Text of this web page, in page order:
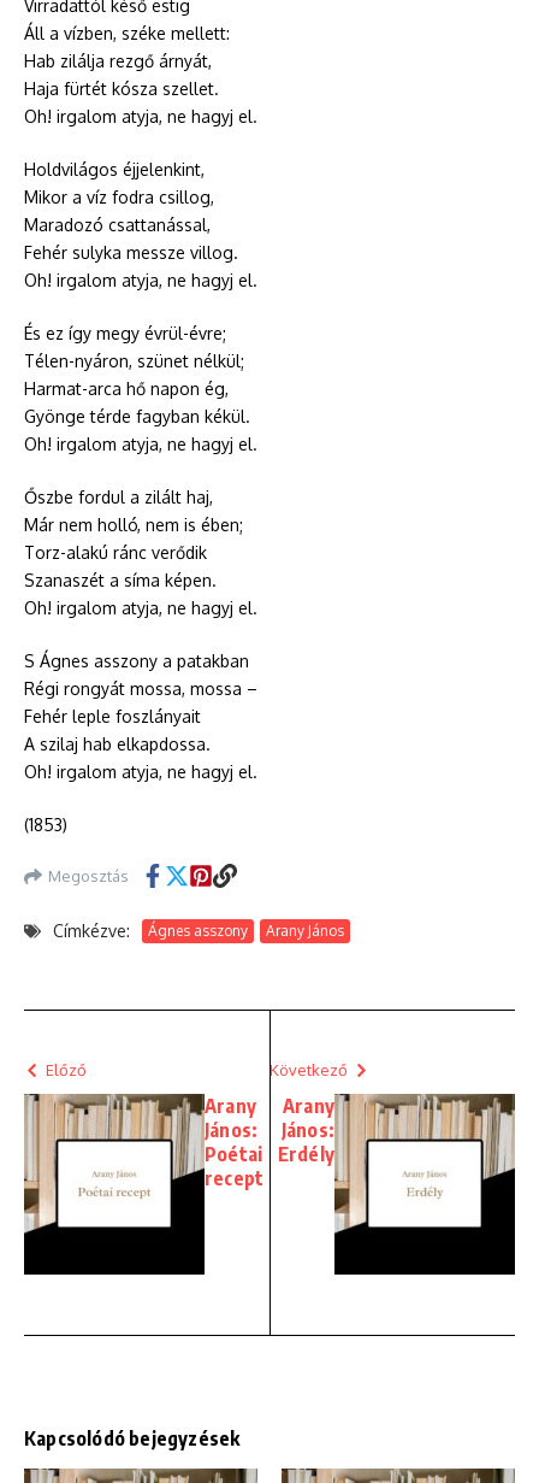
Virradattól késő estig
Áll a vízben, széke mellett:
Hab zilálja rezgő árnyát,
Haja fürtét kósza szellet.
Oh! irgalom atyja, ne hagyj el.
Holdvilágos éjjelenkint,
Mikor a víz fodra csillog,
Maradozó csattanással,
Fehér sulyka messze villog.
Oh! irgalom atyja, ne hagyj el.
És ez így megy évrül-évre;
Télen-nyáron, szünet nélkül;
Harmat-arca hő napon ég,
Gyönge térde fagyban kékül.
Oh! irgalom atyja, ne hagyj el.
Őszbe fordul a zilált haj,
Már nem holló, nem is ében;
Torz-alakú ránc verődik
Szanaszét a síma képen.
Oh! irgalom atyja, ne hagyj el.
S Ágnes asszony a patakban
Régi rongyát mossa, mossa –
Fehér leple foszlányait
A szilaj hab elkapdossa.
Oh! irgalom atyja, ne hagyj el.
(1853)
Megosztás
Címkézve: Ágnes asszony Arany János
Előző
Arany
János:
Poétai
recept
Következő
Arany
János:
Erdély
Kapcsolódó bejegyzések